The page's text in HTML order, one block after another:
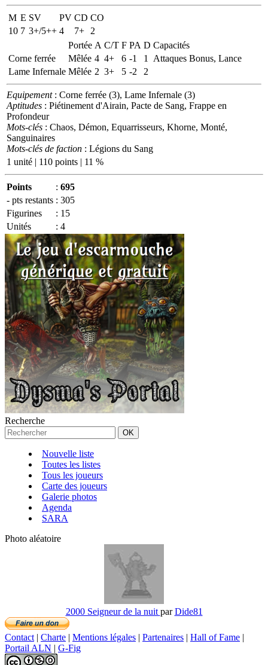
M E SV PV CD CO
10 7 3+/5++ 4 7+
2
Portée A C/T F PA D Capacités
Corne ferrée
Mêlée 4 4+ 6 -1 1
Attaques Bonus, Lance
Lame Infernale Mêlée 2 3+ 5 -2 2
Equipement: Corne ferrée (3), Lame Infernale (3)
Aptitudes : Piétinement d'Airain, Pacte de Sang, Frappe en
Profondeur
Mots-clés : Chaos, Démon, Equarrisseurs, Khorne, Monté,
Sanguinaires
Mots-clés de faction : Légions du Sang
1 unité | 110 points | 11 %
Points : 695
- pts restants : 305
Figurines
: 15
Unités
: 4
Recherche
Nouvelle liste
Toutes les listes
Tous les joueurs
Carte des joueurs
Galerie photos
Agenda
SARA
Photo aléatoire
2000 Seigneur de la nuit parDide81
Contact | Charte | Mentions légales | Partenaires | Hall of Fame |
Portail ALN | G-Fig